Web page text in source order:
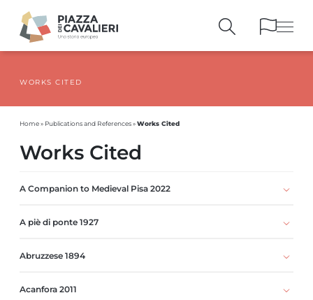
PUBLICATIONSAND REFERENCES
WORKS CITED
Home» Publications and References»Works Cited
Works Cited
A Companion to Medieval Pisa 2022
A piè di ponte 1927
Abruzzese 1894
Acanfora 2011